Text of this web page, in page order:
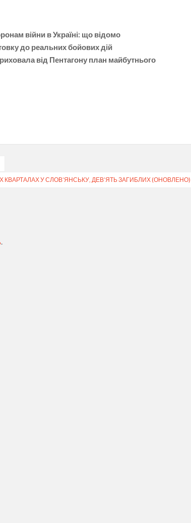
війни в Україні: що відомо
до реальних бойових дій
від Пентагону план майбутнього
У СЛОВ’ЯНСЬКУ, ДЕВ’ЯТЬ ЗАГИБЛИХ (ОНОВЛЕНО)
.